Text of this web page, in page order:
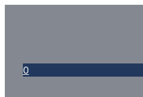
0